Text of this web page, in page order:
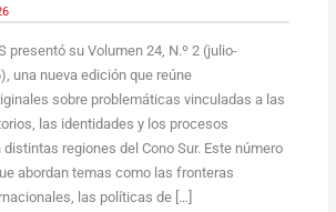
presentó su Volumen 24, N.º 2 (julio-
una nueva edición que reúne
sobre problemáticas vinculadas a las
las identidades y los procesos
regiones del Cono Sur. Este número
abordan temas como las fronteras
las políticas de […]